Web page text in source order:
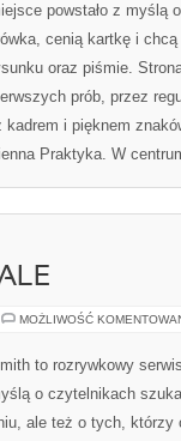
powstało z myślą
cenią kartkę i
oraz piśmie.
prób, przez
i pięknem
Praktyka. W
MOŻLIWOŚĆ
to rozrywkowy
o czytelnikach
ale też o tych, którzy